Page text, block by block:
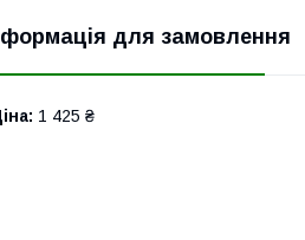
для замовлення
1 425 ₴